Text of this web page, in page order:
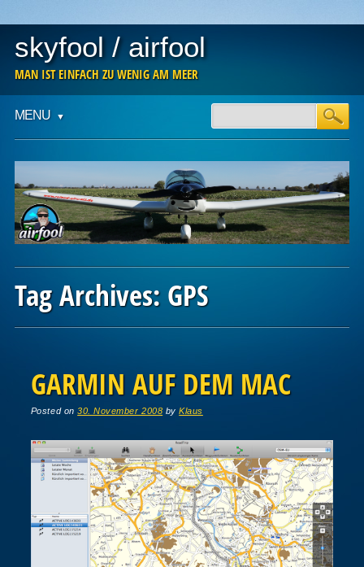
skyfool / airfool
MAN IST EINFACH ZU WENIG AM MEER
Main menu
content
MENU
Tag Archives:GPS
GARMIN AUF DEM MAC
Posted on30. November 2008 byKlaus